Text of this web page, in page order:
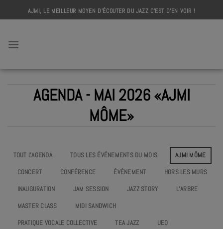
to
AJMI, LE MEILLEUR MOYEN D'ÉCOUTER DU JAZZ C'EST D'EN VOIR !
AGENDA - MAI 2026 «AJMI
MÔME»
TOUT L'AGENDA TOUS LES ÉVÉNEMENTS DU MOIS
AJMI MÔME
CONCERT
CONFÉRENCE ÉVÉNEMENT
HORS LES MURS
INAUGURATION
JAM SESSION JAZZ STORY
L’ARBRE
MASTER CLASS
MIDI SANDWICH
PRATIQUE VOCALE COLLECTIVE
TEA JAZZ UEO